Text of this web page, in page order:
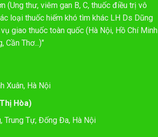
(Ung thư, viêm gan B, C, thuốc điều trị vô
loại thuốc hiếm khó tìm khác LH Ds Dũng
giao thuốc toàn quốc (Hà Nội, Hồ Chí Minh
Cần Thơ...)"
Xuân, Hà Nội
Hòa)
Trung Tự, Đống Đa, Hà Nội